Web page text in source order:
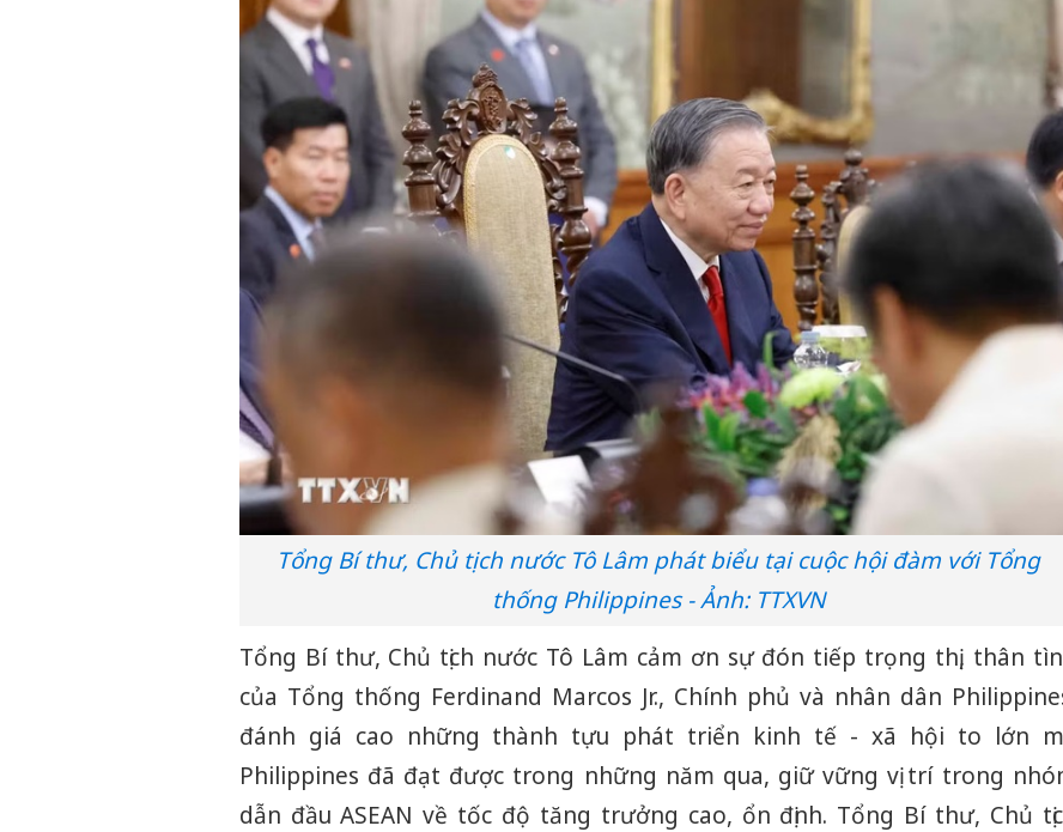
Tổng Bí thư, Chủ tịch nước Tô Lâm phát biểu tại cuộc hội đàm với Tổng
thống Philippines - Ảnh: TTXVN
Tổng Bí thư, Chủ tịch nước Tô Lâm cảm ơn sự đón tiếp trọng thị, thân
của Tổng thống Ferdinand Marcos Jr., Chính phủ và nhân dân
đánh giá cao những thành tựu phát triển kinh tế - xã hội to lớn
Philippines đã đạt được trong những năm qua, giữ vững vị trí trong
dẫn đầu ASEAN về tốc độ tăng trưởng cao, ổn định. Tổng Bí thư, Chủ